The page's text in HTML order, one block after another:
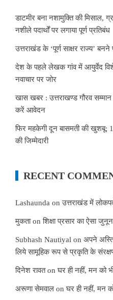
डाटमीर बना नशामुक्ति की मिसाल,
नशीले पदार्थों पर लगाया पूर्ण प्रतिबंध
उत्तराखंड के ‘पूर्ण साक्षर राज्य’ बनने
देश के पहले लेखक गांव में आयुर्वेद
नवाचार पर जोर
खास खबर : उत्तराखण्ड गौरव
करें आवेदन
फिर महकेगी दून बासमती की खुशबू:
की जिम्मेदारी
RECENT
Lashaunda onउत्तराखंड में
मुकताonशिक्षा प्रसार का ऐसा
Subhash Nautiyal on अपने
लिये सामूहिक रूप से प्रकृति के
दिनेश रावतonघर ही नहीं, मन को
अरूणा सेमवाल onघर ही नहीं, मन